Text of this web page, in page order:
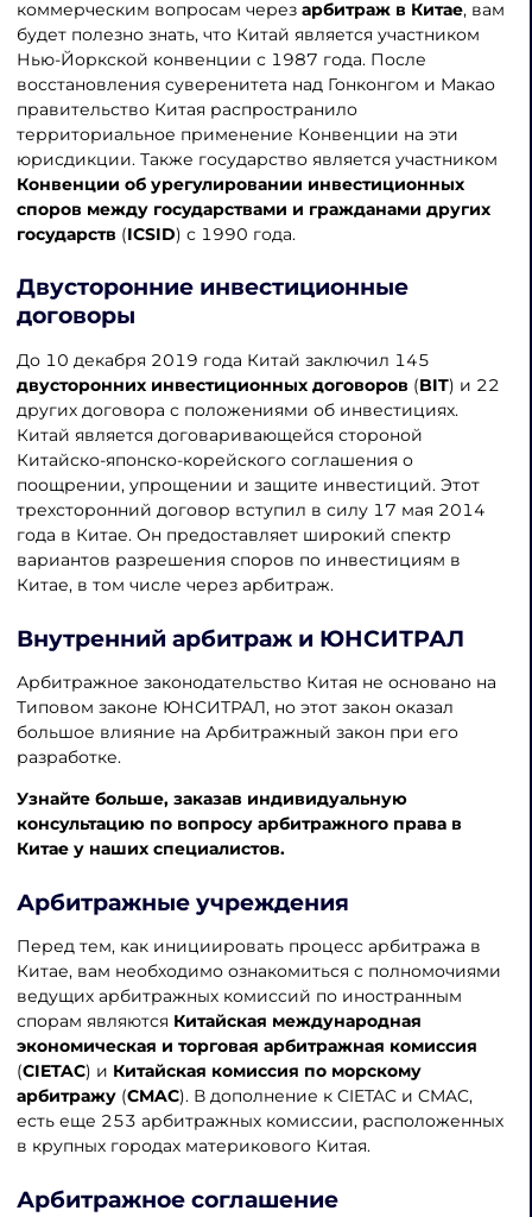
коммерческим вопросам через арбитраж в Китае, вам
будет полезно знать, что Китай является участником
Нью-Йоркской конвенции с 1987 года. После
восстановления суверенитета над Гонконгом и Макао
правительство Китая распространило
территориальное применение Конвенции на эти
юрисдикции. Также государство является участником
Конвенции об урегулировании инвестиционных
споров между государствами и гражданами других
государств (ICSID) с 1990 года.
Двусторонние инвестиционные
договоры
До 10 декабря 2019 года Китай заключил 145
двусторонних инвестиционных договоров (BIT) и 22
других договора с положениями об инвестициях.
Китай является договаривающейся стороной
Китайско-японско-корейского соглашения о
поощрении, упрощении и защите инвестиций. Этот
трехсторонний договор вступил в силу 17 мая 2014
года в Китае. Он предоставляет широкий спектр
вариантов разрешения споров по инвестициям в
Китае, в том числе через арбитраж.
Внутренний арбитраж и ЮНСИТРАЛ
Арбитражное законодательство Китая не основано на
Типовом законе ЮНСИТРАЛ, но этот закон оказал
большое влияние на Арбитражный закон при его
разработке.
Узнайте больше, заказав индивидуальную
консультацию по вопросу арбитражного права в
Китаеу наших специалистов.
Арбитражные учреждения
Перед тем, как инициировать процесс арбитража в
Китае, вам необходимо ознакомиться с полномочиями
ведущих арбитражных комиссий по иностранным
спорам являются Китайская международная
экономическая и торговая арбитражная комиссия
(CIETAC) и Китайская комиссия по морскому
арбитражу(CMAC). В дополнение к CIETAC и CMAC,
есть еще 253 арбитражных комиссии, расположенных
в крупных городах материкового Китая.
Арбитражное соглашение